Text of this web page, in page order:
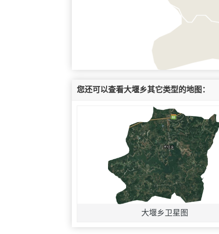
您还可以查看大堰乡其它类型的地图：
大堰乡卫星图